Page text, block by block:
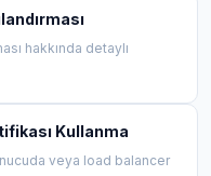
hakkında detaylı
Kullanma
veya load balancer